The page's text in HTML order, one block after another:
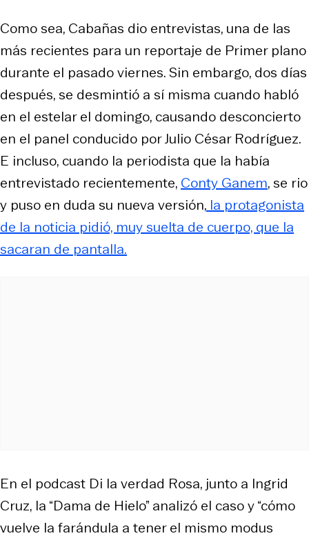
Como sea, Cabañas dio entrevistas, una de las
más recientes para un reportaje de Primer plano
durante el pasado viernes. Sin embargo, dos días
después, se desmintió a sí misma cuando habló
en el estelar el domingo, causando desconcierto
en el panel conducido por Julio César Rodríguez.
E incluso, cuando la periodista que la había
entrevistado recientemente, Conty Ganem, se rio
y puso en duda su nueva versión, la protagonista
de la noticia pidió, muy suelta de cuerpo, que la
sacaran de pantalla.
En el podcast Di la verdad Rosa, junto a Ingrid
Cruz, la “Dama de Hielo” analizó el caso y “cómo
vuelve la farándula a tener el mismo modus